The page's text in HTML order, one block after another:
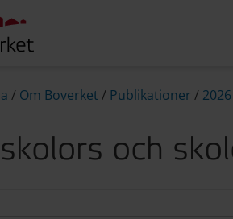
/ Om Boverket / Publikationer / 2026
och